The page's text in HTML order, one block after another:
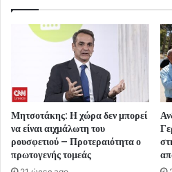
Μητσοτάκης: Η χώρα δεν μπορεί
να είναι αιχμάλωτη του
ρουσφετιού – Προτεραιότητα ο
πρωτογενής τομεάς